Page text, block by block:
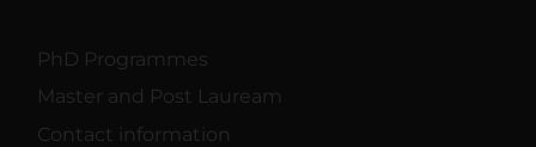
PhD Programmes
Master and Post Lauream
Contact information